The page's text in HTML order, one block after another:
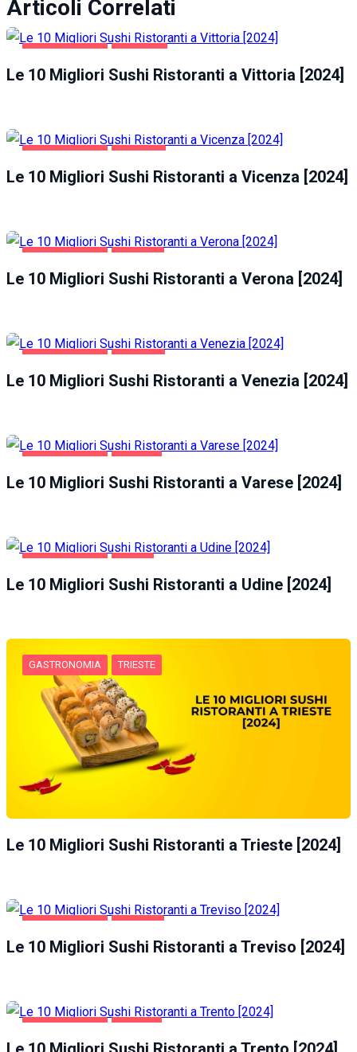
Articoli Correlati
Le 10 Migliori Sushi Ristoranti a Vittoria [2024]
Le 10 Migliori Sushi Ristoranti a Vicenza [2024]
Le 10 Migliori Sushi Ristoranti a Verona [2024]
Le 10 Migliori Sushi Ristoranti a Venezia [2024]
Le 10 Migliori Sushi Ristoranti a Varese [2024]
Le 10 Migliori Sushi Ristoranti a Udine [2024]
GASTRONOMIA TRIESTE
Le 10 Migliori Sushi Ristoranti a Trieste [2024]
Le 10 Migliori Sushi Ristoranti a Treviso [2024]